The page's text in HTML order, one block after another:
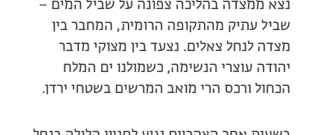
נצא ממצדה בהליכה צפונה על שביל המים –
שביל עתיק מהתקופה הרומית, המחבר בין
מצדה לנחל צאלים. נצעד בין מצוקי מדבר
יהודה עוצרי הנשימה, כשמולנו ים המלח
הכחול ורכס הרי מואב המרשים בשטחי ירדן.